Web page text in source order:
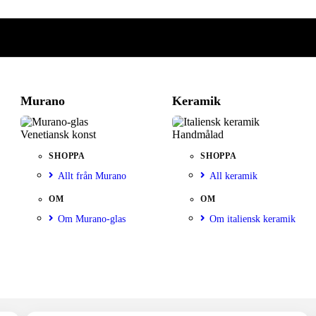
Murano
Venetiansk konst
SHOPPA
Allt från Murano
OM
Om Murano-glas
Keramik
Handmålad
SHOPPA
All keramik
OM
Om italiensk keramik